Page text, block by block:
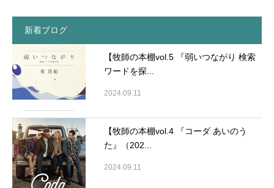
新着ブログ
【牧師の本棚vol.5 『弱いつながり 検索
ワードを探...
2024.09.11
【牧師の本棚vol.4 『コーダ あいのう
た』（202...
2024.09.11